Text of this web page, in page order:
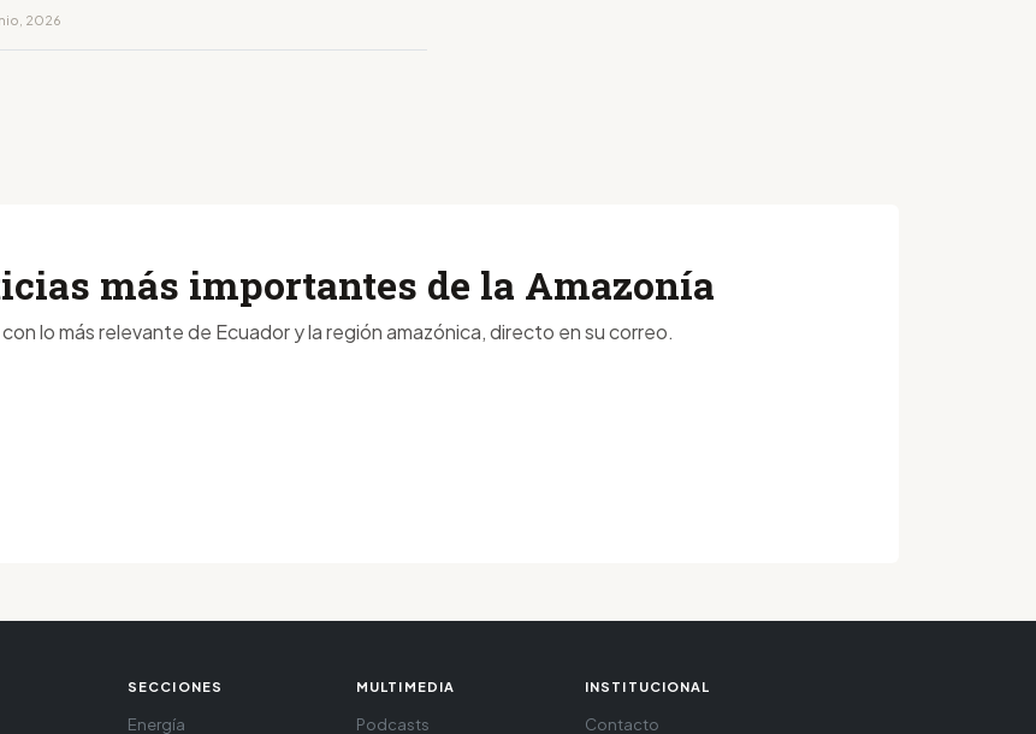
2026
más importantes de la Amazonía
lo más relevante de Ecuador y la región amazónica, directo en su correo.
SECCIONES
Energía
MULTIMEDIA
Podcasts
INSTITUCIONAL
Contacto